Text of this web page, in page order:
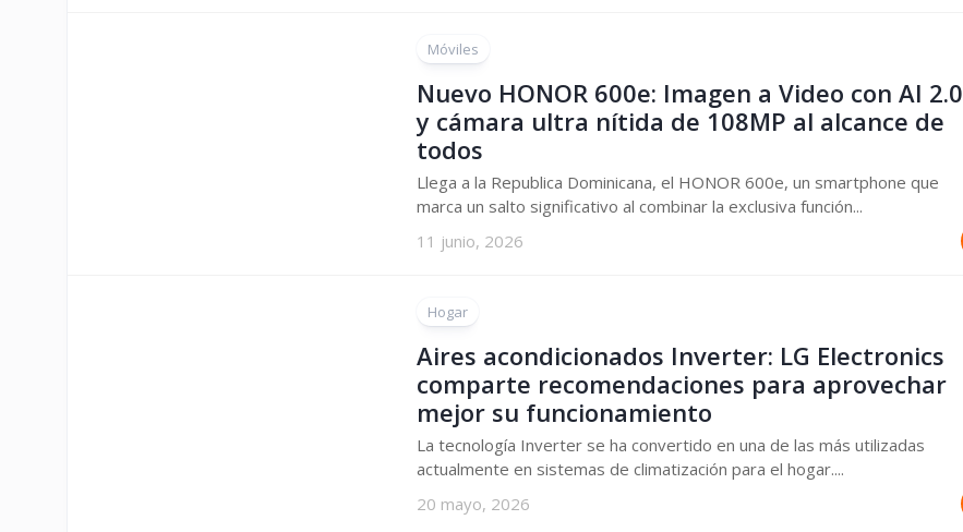
Móviles
Nuevo HONOR 600e: Imagen a Video con AI 2.0
y cámara ultra nítida de 108MP al alcance de
todos
Llega a la Republica Dominicana, el HONOR 600e, un smartphone que
marca un salto significativo al combinar la exclusiva función...
11 junio, 2026
Hogar
Aires acondicionados Inverter: LG Electronics
comparte recomendaciones para aprovechar
mejor su funcionamiento
La tecnología Inverter se ha convertido en una de las más utilizadas
actualmente en sistemas de climatización para el hogar....
20 mayo, 2026